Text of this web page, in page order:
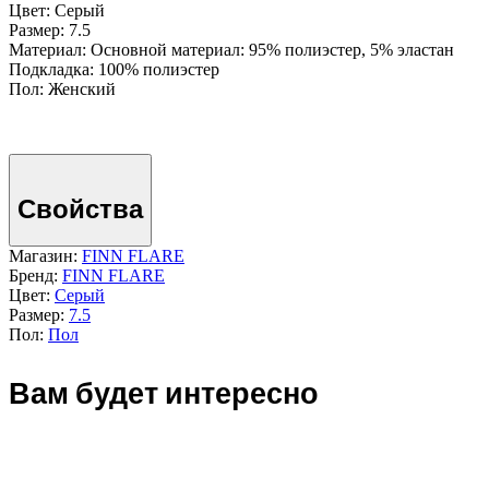
Цвет: Серый
Размер: 7.5
Материал: Основной материал: 95% полиэстер, 5% эластан
Подкладка: 100% полиэстер
Пол: Женский
Свойства
Магазин: FINN FLARE
Бренд: FINN FLARE
Цвет: Серый
Размер: 7.5
Пол: Пол
Вам будет интересно